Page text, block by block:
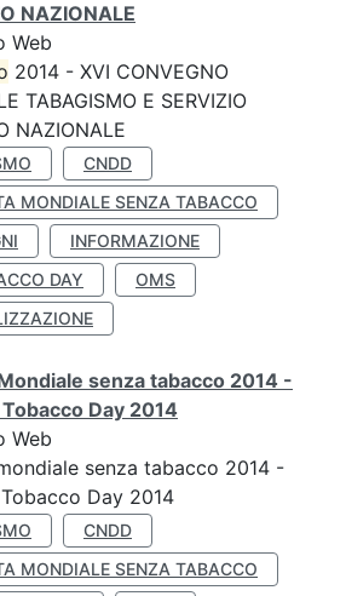
NAZIONALE
Web
2014 - XVI CONVEGNO
TABAGISMO E SERVIZIO
NAZIONALE
CNDD
MONDIALE SENZA TABACCO
INFORMAZIONE
DAY
OMS
senza tabacco 2014 -
Day 2014
Web
senza tabacco 2014 -
Day 2014
CNDD
MONDIALE SENZA TABACCO